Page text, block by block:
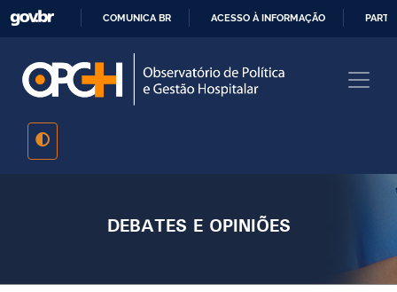
Pular
conteúdo
principal
PARA
O
COMUNICA BR ACESSO À INFORMAÇÃO
DEBATES E OPINIÕES